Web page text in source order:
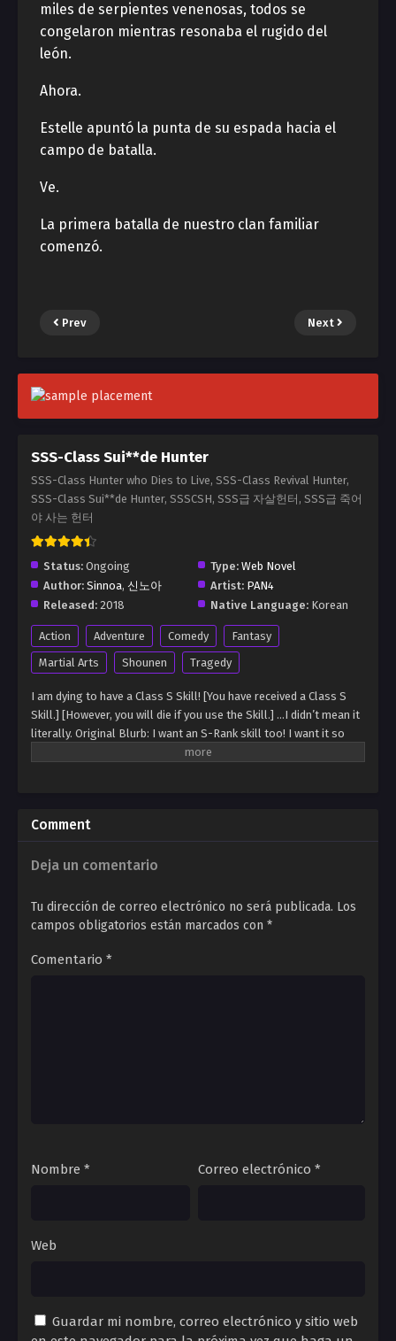
miles de serpientes venenosas, todos se
congelaron mientras resonaba el rugido del
león.
Ahora.
Estelle apuntó la punta de su espada hacia el
campo de batalla.
Ve.
La primera batalla de nuestro clan familiar
comenzó.
Prev Next
SSS-Class Sui**de Hunter
SSS-Class Hunter who Dies to Live, SSS-Class Revival Hunter,
SSS-Class Sui**de Hunter, SSSCSH, SSS급 자살헌터, SSS급 죽어
야 사는 헌터
Status: Ongoing Type: Web Novel
Author: Sinnoa, 신노아 Artist: PAN4
Released: 2018 Native Language: Korean
Action Adventure Comedy
Fantasy
Martial Arts
Shounen Tragedy
I am dying to have a Class S Skill! [You have received a Class S
Skill.] [However, you will die if you use the Skill.] …I didn’t mean it
literally. Original Blurb: I want an S-Rank skill too! I want it so
badly, I would even die for it! [You have awakened an S-Rank skill.]
Comment
Deja un comentario
Tu dirección de correo electrónico no será publicada. Los
campos obligatorios están marcados con *
Comentario *
Nombre * Correo electrónico *
Web
Guardar mi nombre, correo electrónico y sitio web